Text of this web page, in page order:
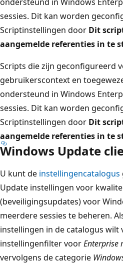
sessies. Dit kan worden
Scriptinstellingen door Dit
aangemelde referenties in te
Scripts die zijn geconfigureerd
gebruikerscontext en
ondersteund in Windows
sessies. Dit kan worden
Scriptinstellingen door Dit
aangemelde referenties in te
Windows Update
U kunt de instellingencatalogus
Update instellingen voor
(beveiligingsupdates) voor
meerdere sessies te beheren.
instellingen in de catalogus
instellingenfilter voorEnterprise
vervolgens de categorie